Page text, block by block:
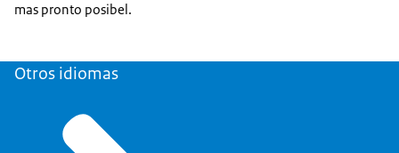
mas pronto posibel.
Otros idiomas